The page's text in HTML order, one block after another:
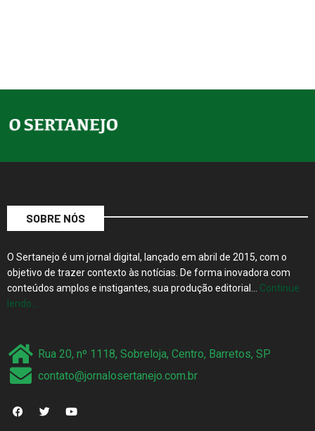
SOBRE NÓS
O Sertanejo é um jornal digital, lançado em abril de 2015, com o
objetivo de trazer contexto às notícias. De forma inovadora com
conteúdos amplos e instigantes, sua produção editorial… Continue
lendo…
Rua 20, nº 1118, Sobreloja, Centro, Barretos, SP
contato@jornalosertanejo.com.br